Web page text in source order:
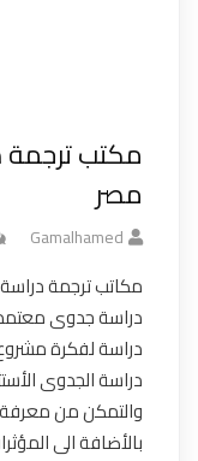
مكتب
مصر
Gamalhamed
مكاتب ترجمة
دراسة جدوى
دراسة لفكرة
دراسة الجدوى
والتمكن من
بالأضافة الى